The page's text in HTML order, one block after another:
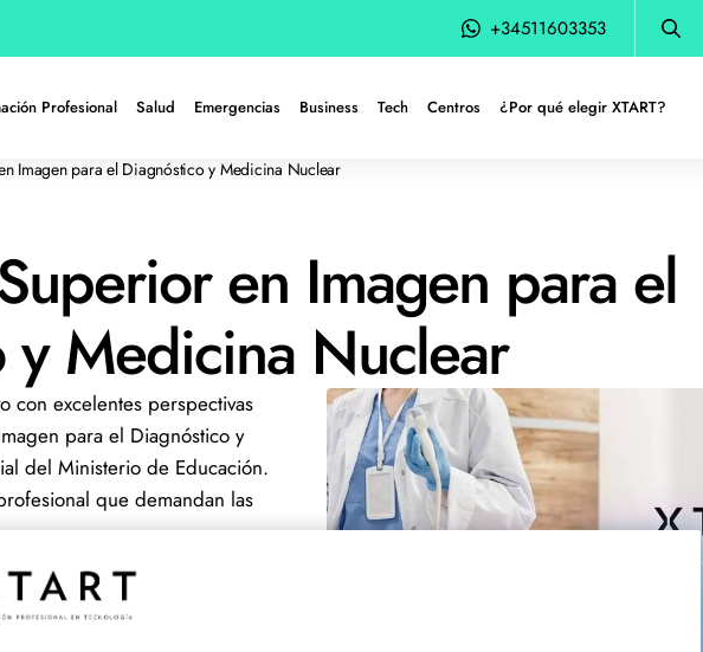
+34511603353
Profesional Salud Emergencias Business Tech Centros ¿Por qué elegir XTART?
Imagen para el Diagnóstico y Medicina Nuclear
en Imagen para el
y Medicina Nuclear
con excelentes perspectivas
para el Diagnóstico y
del Ministerio de Educación.
que demandan las
especialista Ecografía